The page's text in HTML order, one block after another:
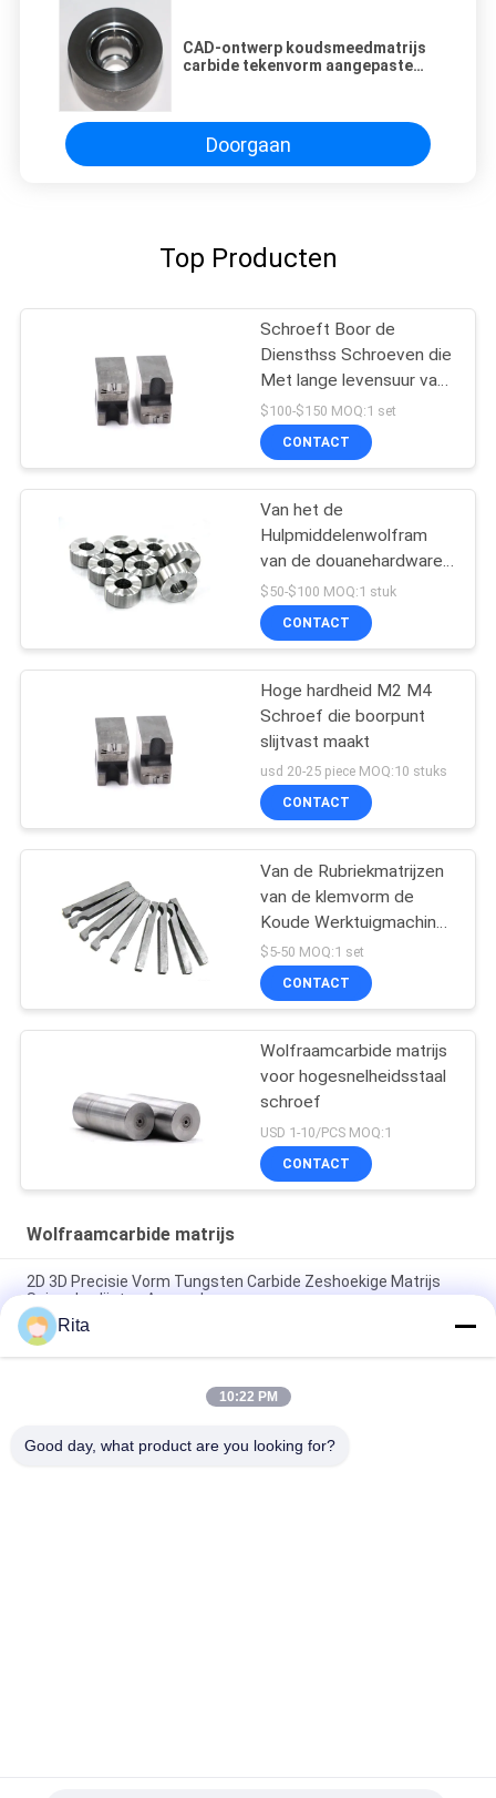
CAD-ontwerp koudsmeedmatrijs
carbide tekenvorm aangepaste
Doorgaan
Top Producten
Schroeft Boor de
Diensthss Schroeven die
Met lange levensuur van
de Puntmatrijs Matrijs
boren
$100-$150 MOQ:1 set
CONTACT
Van het de
Hulpmiddelenwolfram
van de douanehardware
het Carbidematrijs voor
Schroefvormen
$50-$100 MOQ:1 stuk
CONTACT
Hoge hardheid M2 M4
Schroef die boorpunt
slijtvast maakt
usd 20-25 piece MOQ:10 stuks
CONTACT
Van de Rubriekmatrijzen
van de klemvorm de
Koude Werktuigmachines
van de de
Overdrachtvinger
$5-50 MOQ:1 set
CONTACT
Wolfraamcarbide matrijs
voor hogesnelheidsstaal
schroef
USD 1-10/PCS MOQ:1
CONTACT
Wolfraamcarbide matrijs
2D 3D Precisie Vorm Tungsten Carbide Zeshoekige Matrijs
Spiegel polijsten Aanpasbaar
Vierkante de Stempelmatrijs Machinaal bewerkte Oppervlakte
van het Wolframcarbide
VA80,ST7,KG5,KG6 Tungstencarbide die, cold forging die
Rita
10:22 PM
Good day, what product are you looking for?